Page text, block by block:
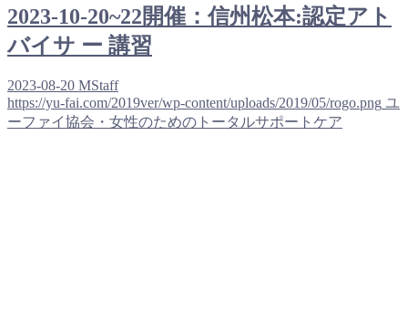
2023-10-20~22開催：信州松本:認定アト
バイサ ー 講習
2023-08-20 MStaff
https://yu-fai.com/2019ver/wp-content/uploads/2019/05/rogo.png ユ
ーファイ協会・女性のためのトータルサポートケア